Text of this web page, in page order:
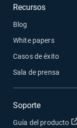
Recursos
Blog
White papers
Casos de éxito
Sala de prensa
Soporte
Guía del producto